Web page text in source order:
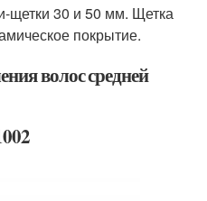
щетки 30 и 50 мм. Щетка
покрытие.
волос средней